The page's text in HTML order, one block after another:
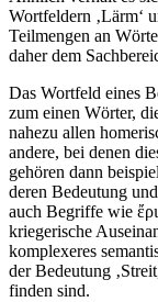
Wortfeldern ‚Lärm‘
Teilmengen an
daher dem
Das Wortfeld eines
zum einen Wörter,
nahezu allen
andere, bei denen
gehören dann
deren Bedeutung
auch Begriffe wie ἔ
kriegerische
komplexeres
der Bedeutung
finden sind.